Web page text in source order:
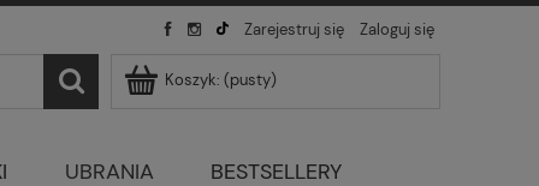
Zarejestruj się Zaloguj się
Koszyk: (pusty)
UBRANIA BESTSELLERY